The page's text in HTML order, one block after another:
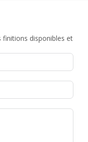
disponibles et